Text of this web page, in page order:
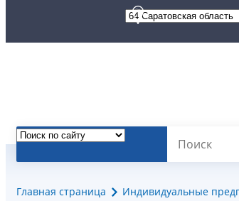
Главная страница Индивидуальные